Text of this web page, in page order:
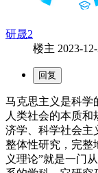
研晟2
楼主 2023-
马克思主义是科学
人类社会的本质
济学、科学社会主
整体性研究，完整
义理论”就是一门